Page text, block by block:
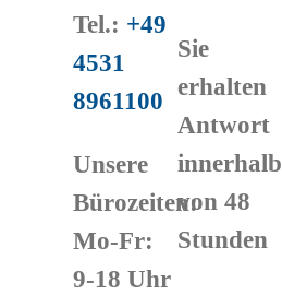
Tel.: +49
4531
8961100
Unsere
Bürozeiten:
Mo-Fr:
9-18 Uhr
Sie
erhalten
Antwort
innerhalb
von 48
Stunden